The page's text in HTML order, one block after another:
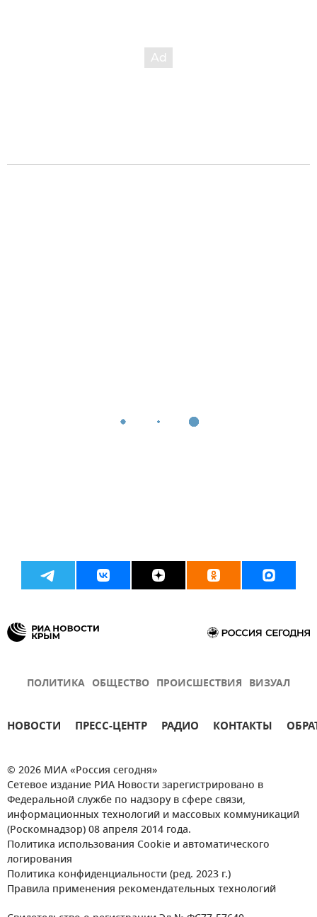
ПОЛИТИКА ОБЩЕСТВО ПРОИСШЕСТВИЯ ВИЗУАЛ
НОВОСТИ ПРЕСС-ЦЕНТР РАДИО КОНТАКТЫ
© 2026 МИА «Россия сегодня»
Сетевое издание РИА Новости зарегистрировано в
Федеральной службе по надзору в сфере связи,
информационных технологий и массовых коммуникаций
(Роскомнадзор) 08 апреля 2014 года.
Политика использования Cookie и автоматического
логирования
Политика конфиденциальности (ред. 2023 г.)
Правила применения рекомендательных технологий